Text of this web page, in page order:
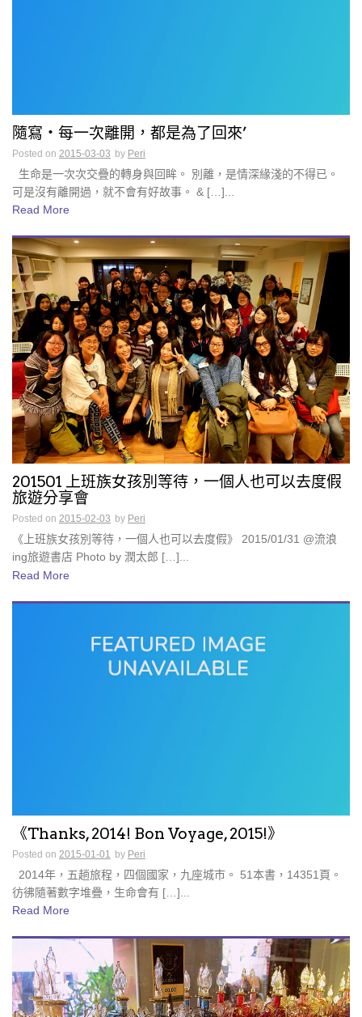
隨寫・每一次離開，都是為了回來’
Posted on 2015-03-03 by Peri
生命是一次次交疊的轉身與回眸。 別離，是情深緣淺的不得已。
可是沒有離開過，就不會有好故事。 & […]...
Read More
201501 上班族女孩別等待，一個人也可以去度假
旅遊分享會
Posted on 2015-02-03 by Peri
《上班族女孩別等待，一個人也可以去度假》 2015/01/31 @流浪
ing旅遊書店 Photo by 潤太郎 […]...
Read More
《Thanks, 2014! Bon Voyage, 2015!》
Posted on 2015-01-01 by Peri
2014年，五趟旅程，四個國家，九座城市。 51本書，14351頁。
彷彿隨著數字堆疊，生命會有 […]...
Read More